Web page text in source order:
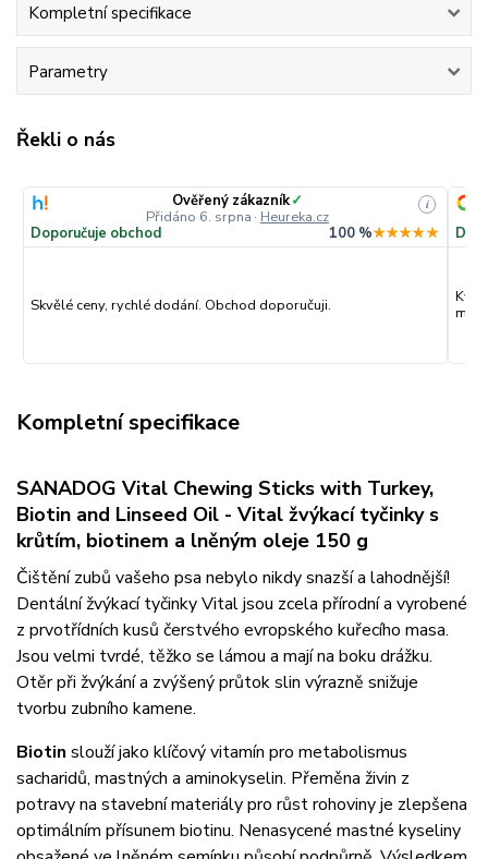
Kompletní specifikace
Parametry
Řekli o nás
Ověřený zákazník✓
Přidáno 6. srpna · Heureka.cz
i
Doporučuje obchod 100 %★★★★★
Skvělé ceny, rychlé dodání. Obchod doporučuji.
Kompletní specifikace
SANADOG Vital Chewing Sticks with Turkey,
Biotin and Linseed Oil - Vital žvýkací tyčinky s
krůtím, biotinem a lněným oleje 150 g
Čištění zubů vašeho psa nebylo nikdy snazší a lahodnější!
Dentální žvýkací tyčinky Vital jsou zcela přírodní a vyrobené
z prvotřídních kusů čerstvého evropského kuřecího masa.
Jsou velmi tvrdé, těžko se lámou a mají na boku drážku.
Otěr při žvýkání a zvýšený průtok slin výrazně snižuje
tvorbu zubního kamene.
Biotin slouží jako klíčový vitamín pro metabolismus
sacharidů, mastných a aminokyselin. Přeměna živin z
potravy na stavební materiály pro růst rohoviny je zlepšena
optimálním přísunem biotinu. Nenasycené mastné kyseliny